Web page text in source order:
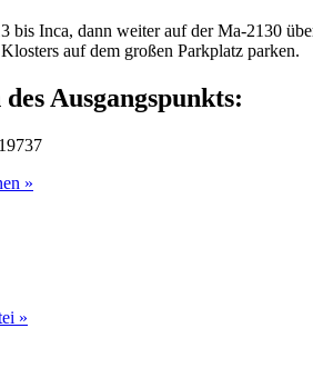
bis Inca, dann weiter auf der Ma-2130
auf dem großen Parkplatz parken.
Ausgangspunkts:
»
»